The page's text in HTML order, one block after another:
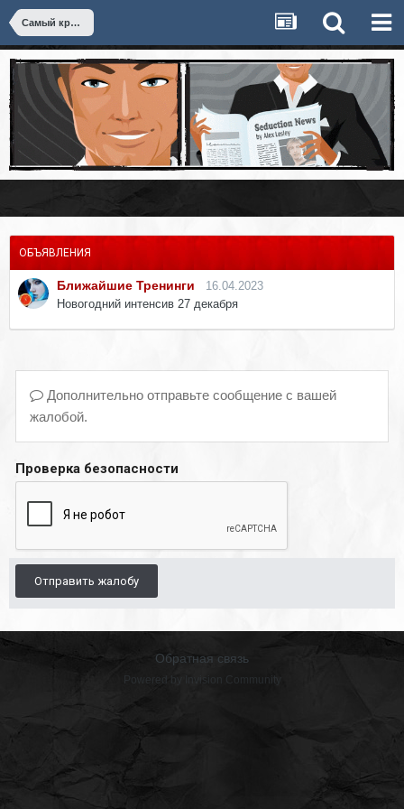
Самый крутой тренинг
ОБЪЯВЛЕНИЯ
Ближайшие Тренинги
16.04.2023
Новогодний интенсив 27 декабря
Дополнительно отправьте сообщение с вашей
жалобой.
Проверка безопасности
Отправить жалобу
Обратная связь
Powered by Invision Community